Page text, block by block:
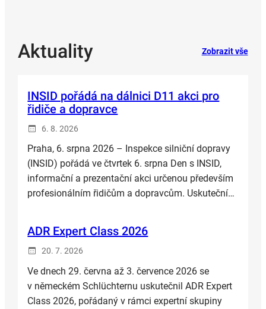
Aktuality Zobrazit vše
INSID pořádá na dálnici D11 akci pro
řidiče a dopravce
6. 8. 2026
Praha, 6. srpna 2026 – Inspekce silniční dopravy
(INSID) pořádá ve čtvrtek 6. srpna Den s INSID,
informační a prezentační akci určenou především
profesionálním řidičům a dopravcům. Uskuteční…
ADR Expert Class 2026
20. 7. 2026
Ve dnech 29. června až 3. července 2026 se
v německém Schlüchternu uskutečnil ADR Expert
Class 2026, pořádaný v rámci expertní skupiny